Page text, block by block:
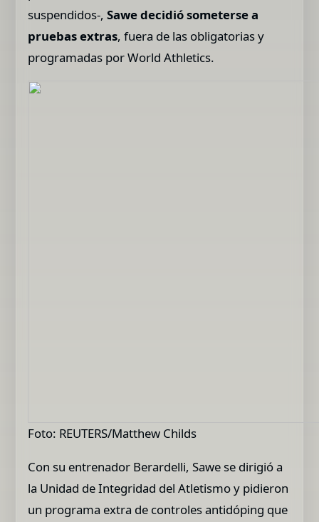
suspendidos-,Sawe decidió someterse a
pruebas extras, fuera de las obligatorias y
programadas por World Athletics.
Foto: REUTERS/Matthew Childs
Con su entrenador Berardelli, Sawe se dirigió a
la Unidad de Integridad del Atletismo y pidieron
un programa extra de controles antidóping que